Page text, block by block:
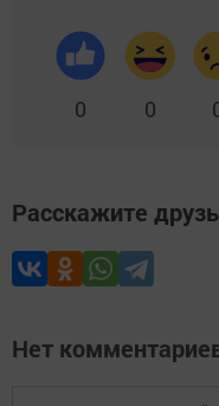
0 0
Расскажите
Нет